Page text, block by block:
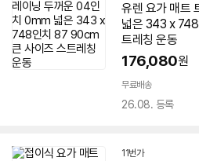
유렌 요가 매트
넓은 343 x
트레칭 운동
176,080원
무료배송
26.08. 등록
11번가